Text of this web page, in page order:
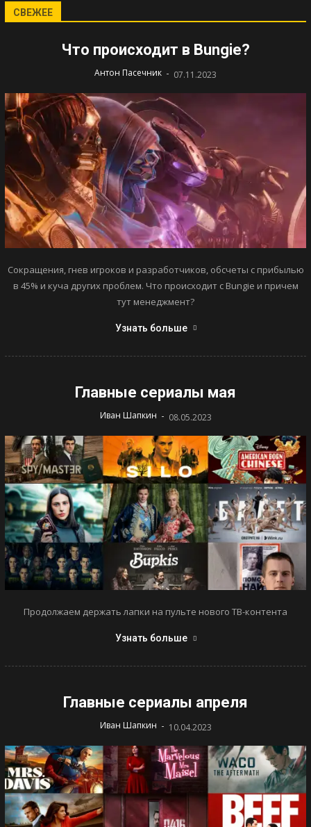
СВЕЖЕЕ
Что происходит в Bungie?
Антон Пасечник - 07.11.2023
Сокращения, гнев игроков и разработчиков, обсчеты с прибылью
в 45% и куча других проблем. Что происходит с Bungie и причем
тут менеджмент?
Узнать больше
Главные сериалы мая
Иван Шапкин - 08.05.2023
Продолжаем держать лапки на пульте нового ТВ-контента
Узнать больше
Главные сериалы апреля
Иван Шапкин - 10.04.2023